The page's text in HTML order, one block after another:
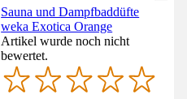
Sauna und Dampfbaddüfte
weka Exotica Orange
Artikel wurde noch nicht
bewertet.